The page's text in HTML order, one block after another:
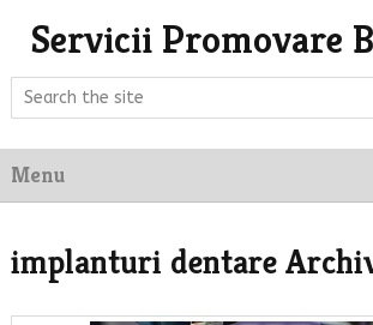
Servicii Promovare
Menu
implanturi dentare